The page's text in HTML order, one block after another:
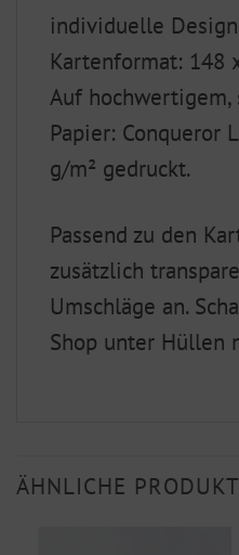
individuelle
Kartenformat: 148
Auf
Papier: Conqueror
g/m² gedruckt.
Passend zu den
zusätzlich
Umschläge an.
Shop unter Hüllen
ÄHNLICHE